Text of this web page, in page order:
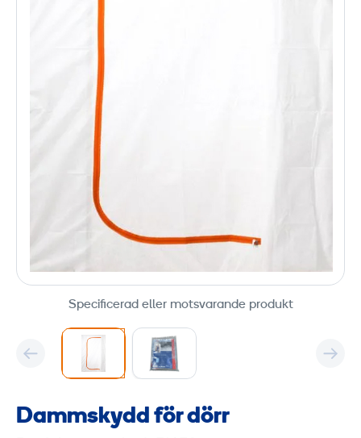
Specificerad eller motsvarande produkt
Dammskydd för dörr